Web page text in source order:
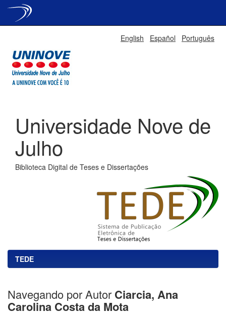
English Español Português
Universidade Nove de
Julho
Biblioteca Digital de Teses e Dissertações
TEDE
Navegando por Autor Ciarcia, Ana
Carolina Costa da Mota